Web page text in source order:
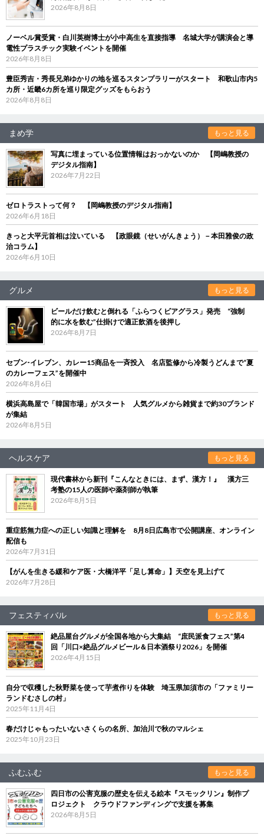
2026年8月8日
ノーベル賞受賞・白川英樹博士が小中高生を直接指導 名城大学が講演会と導
電性プラスチック実験イベントを開催
2026年8月8日
豊臣秀吉・秀長兄弟ゆかりの地を巡るスタンプラリーがスタート 和歌山市内5
カ所・近畿6カ所を巡り限定グッズをもらおう
2026年8月8日
まめ学 もっと見る
写真に埋まっている位置情報はおっかないのか 【岡嶋教授の
デジタル指南】
2026年7月22日
ゼロトラストって何？ 【岡嶋教授のデジタル指南】
2026年6月18日
きっと大平元首相は泣いている 【政眼鏡（せいがんきょう）－本田雅俊の政
治コラム】
2026年6月10日
グルメ もっと見る
ビールだけ飲むと倒れる「ふらつくビアグラス」発売 “強制
的に水を飲む”仕掛けで適正飲酒を後押し
2026年8月7日
セブン‐イレブン、カレー15商品を一斉投入 名店監修から冷製うどんまで“夏
のカレーフェス”を開催中
2026年8月6日
横浜高島屋で「韓国市場」がスタート 人気グルメから雑貨まで約30ブランド
が集結
2026年8月5日
ヘルスケア もっと見る
現代書林から新刊『こんなときには、まず、漢方！』 漢方三
考塾の15人の医師や薬剤師が執筆
2026年8月5日
重症筋無力症への正しい知識と理解を 8月8日広島市で公開講座、オンライン
配信も
2026年7月31日
【がんを生きる緩和ケア医・大橋洋平「足し算命」】天空を見上げて
2026年7月28日
フェスティバル もっと見る
絶品屋台グルメが全国各地から大集結 “庶民派食フェス”第4
回「川口×絶品グルメビール＆日本酒祭り2026」を開催
2026年4月15日
自分で収穫した秋野菜を使って芋煮作りを体験 埼玉県加須市の「ファミリー
ランドむさしの村」
2025年11月4日
春だけじゃもったいないさくらの名所、加治川で秋のマルシェ
2025年10月23日
ふむふむ もっと見る
四日市の公害克服の歴史を伝える絵本『スモックリン』制作プ
ロジェクト クラウドファンディングで支援を募集
2026年8月5日